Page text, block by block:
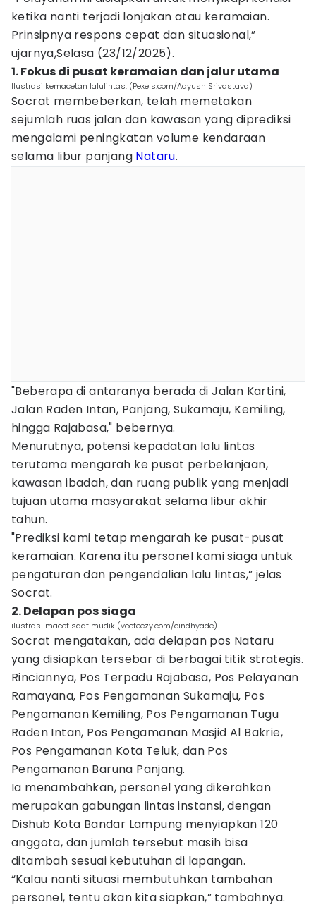
ketika nanti terjadi lonjakan atau keramaian.
Prinsipnya respons cepat dan situasional,”
ujarnya,Selasa (23/12/2025).
1. Fokus di pusat keramaian dan jalur utama
Ilustrasi kemacetan lalulintas. (Pexels.com/Aayush Srivastava)
Socrat membeberkan, telah memetakan
sejumlah ruas jalan dan kawasan yang diprediksi
mengalami peningkatan volume kendaraan
selama libur panjang Nataru.
"Beberapa di antaranya berada di Jalan Kartini,
Jalan Raden Intan, Panjang, Sukamaju, Kemiling,
hingga Rajabasa," bebernya.
Menurutnya, potensi kepadatan lalu lintas
terutama mengarah ke pusat perbelanjaan,
kawasan ibadah, dan ruang publik yang menjadi
tujuan utama masyarakat selama libur akhir
tahun.
"Prediksi kami tetap mengarah ke pusat-pusat
keramaian. Karena itu personel kami siaga untuk
pengaturan dan pengendalian lalu lintas,” jelas
Socrat.
2. Delapan pos siaga
ilustrasi macet saat mudik (vecteezy.com/cindhyade)
Socrat mengatakan, ada delapan pos Nataru
yang disiapkan tersebar di berbagai titik strategis.
Rinciannya, Pos Terpadu Rajabasa, Pos Pelayanan
Ramayana, Pos Pengamanan Sukamaju, Pos
Pengamanan Kemiling, Pos Pengamanan Tugu
Raden Intan, Pos Pengamanan Masjid Al Bakrie,
Pos Pengamanan Kota Teluk, dan Pos
Pengamanan Baruna Panjang.
Ia menambahkan, personel yang dikerahkan
merupakan gabungan lintas instansi, dengan
Dishub Kota Bandar Lampung menyiapkan 120
anggota, dan jumlah tersebut masih bisa
ditambah sesuai kebutuhan di lapangan.
“Kalau nanti situasi membutuhkan tambahan
personel, tentu akan kita siapkan,” tambahnya.